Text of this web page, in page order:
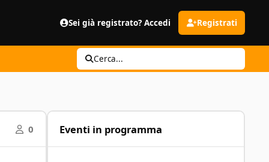
Sei già registrato? Accedi Registrati
Cerca...
0 Eventi in programma